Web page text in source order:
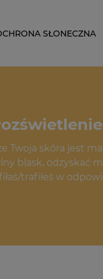
SŁONECZNA
Twoja skóra jest
blask, odzyskać
trafiłeś w